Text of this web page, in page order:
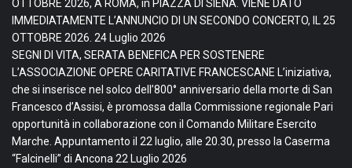
OTTOBRE 2026, A ROMA, in PIAZZA DI SIENA. VIENE DATO
IMMEDIATAMENTE L’ANNUNCIO DI UN SECONDO CONCERTO, IL 25
OTTOBRE 2026. 24 Luglio 2026
SEGNI DI VITA, SERATA BENEFICA PER SOSTENERE
L’ASSOCIAZIONE OPERE CARITATIVE FRANCESCANE L’iniziativa,
che si inserisce nel solco dell’800° anniversario della morte di San
Francesco d’Assisi, è promossa dalla Commissione regionale Pari
opportunità in collaborazione con il Comando Militare Esercito
Marche. Appuntamento il 22 luglio, alle 20.30, presso la Caserma
“Falcinelli” di Ancona 22 Luglio 2026